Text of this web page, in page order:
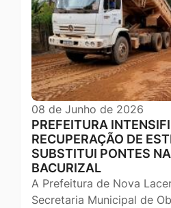
08 de Junho de 2026
PREFEITURA
RECUPERAÇÃO DE
SUBSTITUI PONTES
BACURIZAL
A Prefeitura de Nova
Secretaria Municipal de